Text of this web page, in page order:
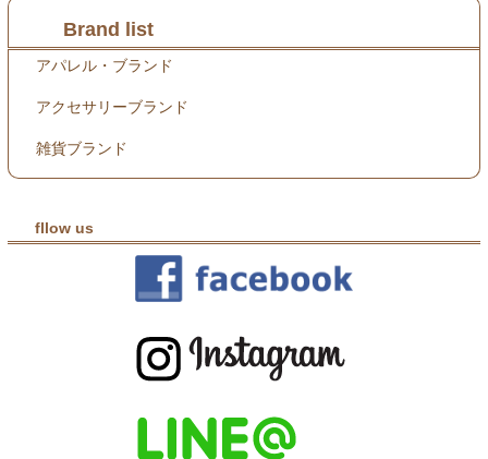
Brand list
アパレル・ブランド
アクセサリーブランド
雑貨ブランド
fllow us